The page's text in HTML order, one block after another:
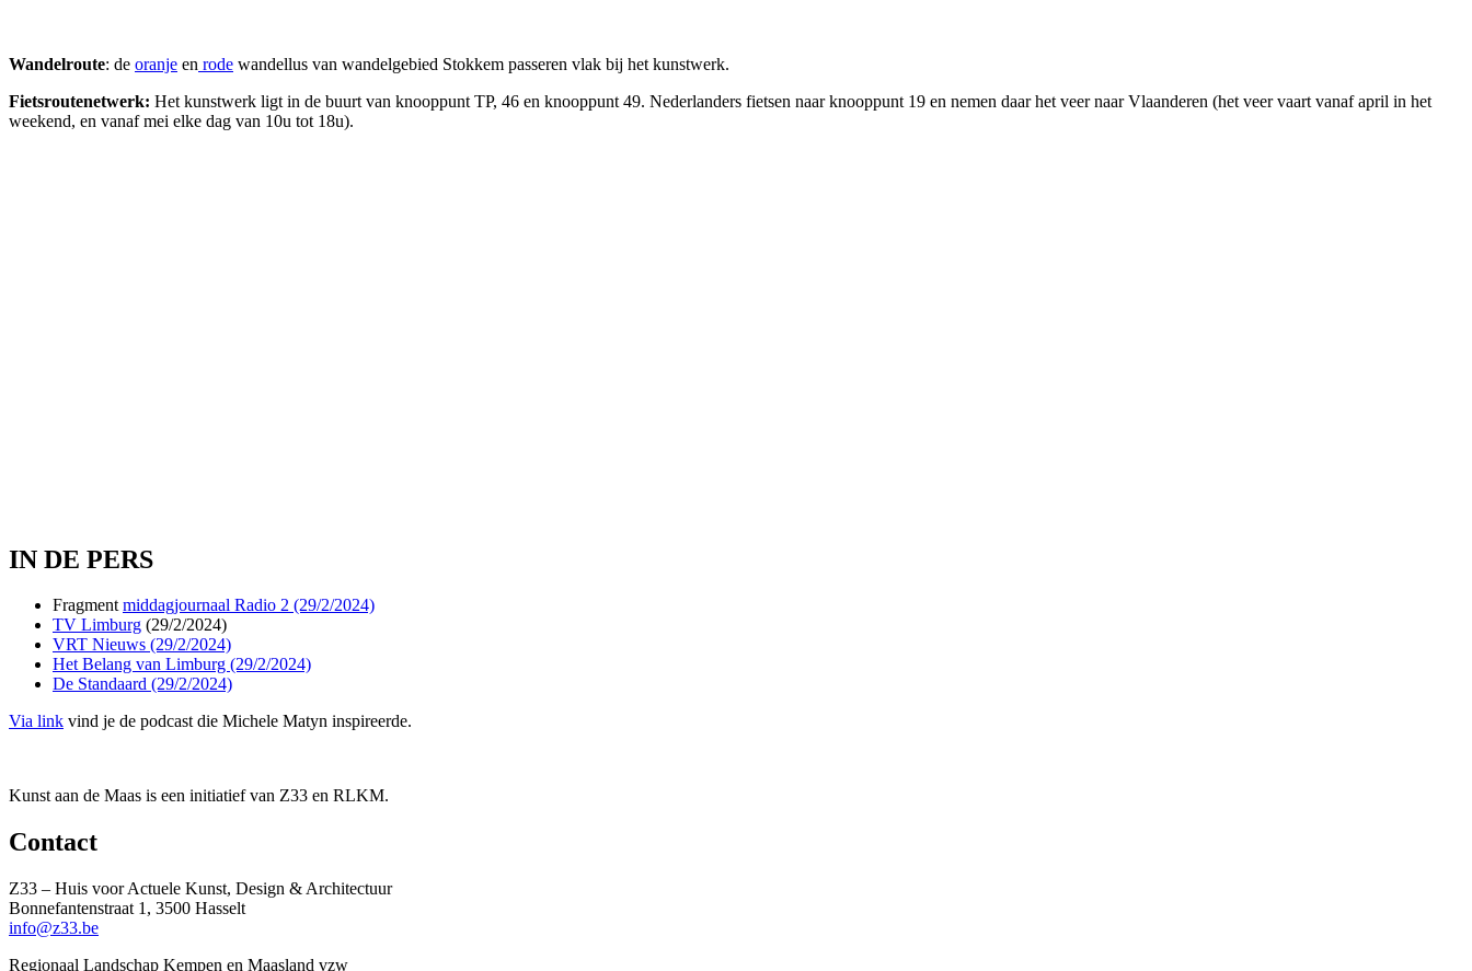
Wandelroute: de oranje en rode wandellus van wandelgebied Stokkem passeren vlak bij het kunstwerk.
Fietsroutenetwerk: Het kunstwerk ligt in de buurt van knooppunt TP, 46 en knooppunt 49. Nederlanders fietsen naar knooppunt 19 en nemen daar het veer naar Vlaanderen (het veer vaart vanaf april in het
weekend, en vanaf mei elke dag van 10u tot 18u).
IN DE PERS
Fragmentmiddagjournaal Radio 2 (29/2/2024)
TV Limburg (29/2/2024)
VRT Nieuws (29/2/2024)
Het Belang van Limburg (29/2/2024)
De Standaard (29/2/2024)
Via link vind je de podcast die Michele Matyn inspireerde.
Kunst aan de Maas is een initiatief van Z33 en RLKM.
Contact
Z33 – Huis voor Actuele Kunst, Design & Architectuur
Bonnefantenstraat 1, 3500 Hasselt
info@z33.be
Regionaal Landschap Kempen en Maasland vzw